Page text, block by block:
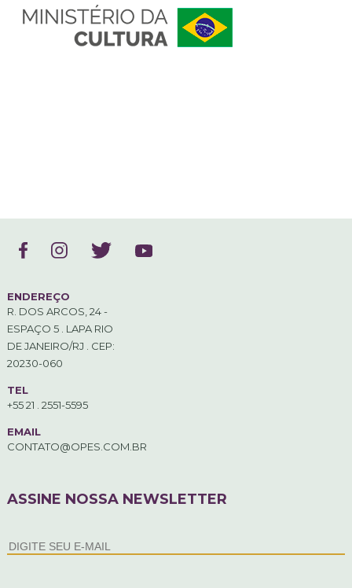
ENDEREÇO
R. DOS ARCOS, 24 -
ESPAÇO 5 . LAPA RIO
DE JANEIRO/RJ . CEP:
20230-060
TEL
+55 21 . 2551-5595
EMAIL
CONTATO@OPES.COM.BR
ASSINE NOSSA NEWSLETTER